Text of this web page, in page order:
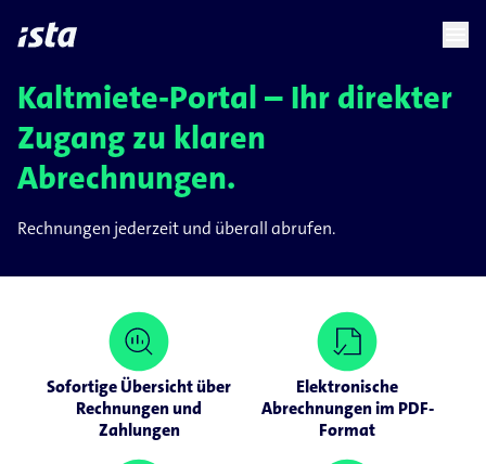
languagechevron_right
Kaltmiete-Portal – Ihr direkter
Zugang zu klaren
Abrechnungen.
Rechnungen jederzeit und überall abrufen.
Sofortige Übersicht über
Rechnungen und
Zahlungen
Elektronische
Abrechnungen im PDF-
Format